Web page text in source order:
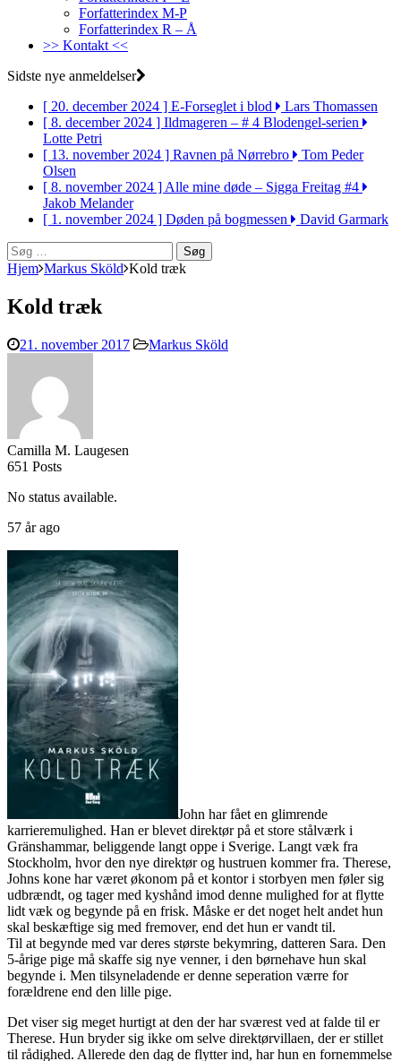
Forfatterindex M-P
Forfatterindex R – Å
>> Kontakt <<
Sidste nye anmeldelser
[ 20. december 2024 ] E-Forseglet i blod
Lars Thomassen
[ 8. december 2024 ] Ildmageren – # 4 Blodengel-serien
Lotte Petri
[ 13. november 2024 ] Ravnen på Nørrebro
Tom Peder
Olsen
[ 8. november 2024 ]Alle mine døde – Sigga Freitag #4
Jakob Melander
[ 1. november 2024 ] Døden på bogmessen
David Garmark
Søg
efter:
Hjem Markus Sköld Kold træk
Kold træk
21. november 2017 Markus Sköld
Camilla M. Laugesen
651 Posts
No status available.
57 år ago
John har fået en glimrende
karrieremulighed. Han er blevet direktør på et store stålværk i
Gränshammar, beliggende langt oppe i Sverige. Langt væk fra
Stockholm, hvor den nye direktør og hustruen kommer fra. Therese,
Johns kone har været økonom på et kontor i storbyen men føler sig
udbrændt, og tager med kyshånd imod denne mulighed for at flytte
lidt væk og begynde på en frisk. Måske er det noget helt andet hun
skal beskæftige sig med fremover, end det hun er vandt til.
Til at begynde med var deres største bekymring, datteren Sara. Den
5-årige pige må skaffe sig nye venner, i den børnehave hun skal
begynde i. Men tilsyneladende er denne seperation værre for
forældrene end den lille pige.
Det viser sig meget hurtigt at den der har sværest ved at falde til er
Therese. Hun bryder sig ikke om selve direktørvillaen, der er stillet
til rådighed. Allerede den dag de flytter ind, har hun en fornemmelse